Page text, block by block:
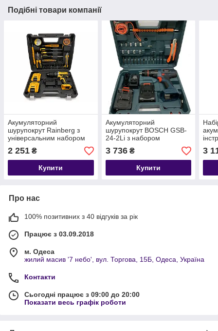
Подібні товари компанії
Акумуляторний
шурупокрут Rainberg з
універсальним набором
інструментів (45+
предметів)
2 251 ₴
Купити
Акумуляторний
шурупокрут BOSCH GSB-
24-2Li з набором
інструментів і гнучким
валом Бош у кейсі
3 736₴
Купити
48V
3
Про нас
100% позитивних з 40 відгуків за рік
Працює з 03.09.2018
м. Одеса
жилий масив '7 небо', вул. Торгова, 15Б, Одеса, Україна
Контакти
Сьогодні працює з 09:00 до 20:00
Показати весь графік роботи